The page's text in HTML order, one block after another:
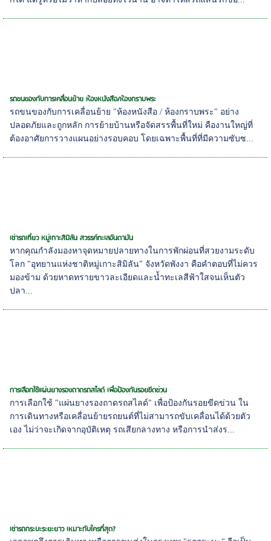
รถขนของกับการเคลื่อนย้าย ห้องหนังสือ/ห้องกราบพระ
รถขนของกับการเคลื่อนย้าย "ห้องหนังสือ / ห้องกราบพระ" อย่าง
ปลอดภัยและถูกหลัก การย้ายบ้านหรือจัดสรรพื้นที่ใหม่ คืองานใหญ่ที่
ต้องอาศัยการวางแผนอย่างรอบคอบ โดยเฉพาะพื้นที่ที่มีความซับซ...
เช่ารถเที่ยว หมู่เกาะสิมิลัน สวรรค์ทะเลอันดามัน
หากคุณกำลังมองหาจุดหมายปลายทางในการพักผ่อนที่สวยงามระดับ
โลก "อุทยานแห่งชาติหมู่เกาะสิมิลัน" จังหวัดพังงา คือคำตอบที่ไม่ควร
มองข้าม ด้วยหาดทรายขาวละเอียดและน้ำทะเลสีฟ้าใสจนเห็นตัว
ปลา...
การเลือกใช้แผ่นยางรองถาดรถสไลด์ เพื่อป้องกันรอยขีดข่วน
การเลือกใช้ "แผ่นยางรองถาดรถสไลด์" เพื่อป้องกันรอยขีดข่วน ใน
การเดินทางหรือเคลื่อนย้ายรถยนต์ที่ไม่สามารถขับเคลื่อนได้ด้วยตัว
เอง ไม่ว่าจะเกิดจากอุบัติเหตุ รถเสียกลางทาง หรือการนำส่งร...
เช่ารถกระบะระยะยาว เหมาะกับใครที่สุด?